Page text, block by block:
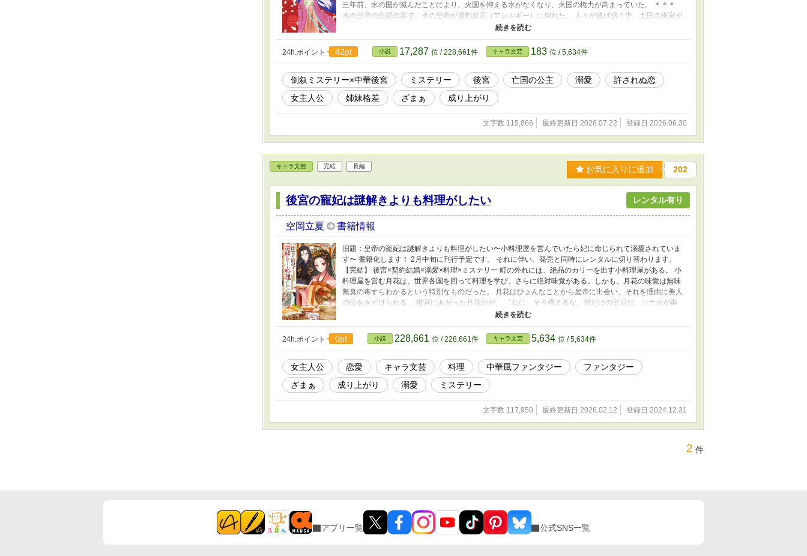
三年前、水の国が滅んだことにより、火国を抑える水がなくなり、火国の権力が高まっていた。 ＊＊＊
水の皇帝の生誕の宴で、水の皇帝が過剰反応（アレルギー）に倒れた。 人々が逃げ惑う中、土国の東宮が
その場に現れる。 土国の東宮は双子で、兄東宮の名は灰夏、弟は土夏という。 その、兄東宮の灰夏は加
護を持たない落ちこぼれゆえ、今回の企てに巻き込まれた。灰夏の言葉など誰も信じない。 灰夏は、『は
められた』と水の皇帝に告げ、剣を向ける。 水の皇帝の過剰反応は灰夏の作った陶器のせいで、水の皇帝
を殺せば土国の罪には問わぬと何者かに脅されたのだ。 しかし、最終的に、水の皇帝は自身が過剰反応か
の皇帝の娘公主・水蓮は、灰夏に見逃され皇宮外に逃げる。 しかし、母は水蓮を逃がし、自身は皇宮に戻
る。そのさなか、灰夏を『はめた』主犯、火国の皇帝・火之に母は殺される。 水の皇帝の過剰反応は、火
之が用意した材料で灰夏に作らせた陶器が原因だった。 水蓮は、水の国を立て直すため、ひとり逃げる。
まずは、父の過剰反応の原因を探るべく、土国へと向かうのだった。 ＊＊＊ 水蓮は十八歳になった。拾
われた義母や義妹から虐げられて生きてきた。義妹には土の加護があり、弟東宮妃に決まっている。 水蓮
が義妹の己花（きか）のお供として皇宮に侍るのは、なにも義母が怖いからではない。水蓮は密かに、父
を殺した土国の王族を探していたのだ。 水蓮と兄東宮――灰夏（はいか）が再び出会う時、運命が回り出
す。 灰夏に、あの日の父皇帝を殺した少年の面影を見た水蓮。それを確かめるため、水蓮は灰夏の提案に
乗り、契約結婚をすることとなる。 水蓮は灰夏と共に過ごし、段々と心惹かれていく。 十年前の灰夏の
母の死、新たな犠牲者。後宮に渦巻く陰謀。 そしてたどりつく十三年前の事件の真実とは―― ※表紙・
本文ともに生成AIは使用しておりません。著作権は空岡立夏にあります。
24h.ポイント 42pt 小説 17,287 位 / 228,661件 キャラ文芸 183 位 / 5,634件
倒叙ミステリー×中華後宮 ミステリー 後宮 亡国の公主 溺愛
許されぬ恋
女主人公
姉妹格差 ざまぁ 成り上がり
文字数 115,866 最終更新日 2026.07.22 登録日 2026.06.30
キャラ文芸 完結 長編 お気に入りに追加 202
後宮の寵妃は謎解きよりも料理がしたい レンタル有り
空岡立夏 書籍情報
旧題：皇帝の寵妃は謎解きよりも料理がしたい〜小料理屋を営んでいたら妃に命じられて溺愛されていま
す〜 書籍化します！ 2月中旬に刊行予定です。 それに伴い、発売と同時にレンタルに切り替わります。
【完結】 後宮×契約結婚×溺愛×料理×ミステリー 町の外れには、絶品のカリーを出す小料理屋がある。 小
料理屋を営む月花は、世界各国を回って料理を学び、さらに絶対味覚がある。しかも、月花の味覚は無味
無臭の毒すらわかるという特別なものだった。 月花はひょんなことから皇帝に出会い、それを理由に美人
の位をさずけられる。 後宮にあがった月花だが、 「なに、そう構えるな。形だけの皇后だ。ソナタが毒
の謎を解いた暁には、廃妃にして、そっと逃がす」 皇帝はどうやら、皇帝の生誕の宴で起きた、毒の事件
を月花に解き明かして欲しいらしく―― 飾りの妃からやがて皇后へ。しかし、飾りのはずが、どうも皇帝
は月花を溺愛しているようで――？ これは、月花と皇帝の、食をめぐる謎解きの物語だ。
24h.ポイント 0pt 小説 228,661 位 / 228,661件 キャラ文芸 5,634 位 / 5,634件
女主人公 恋愛 キャラ文芸 料理 中華風ファンタジー
ファンタジー
ざまぁ
成り上がり 溺愛 ミステリー
文字数 117,950 最終更新日 2026.02.12 登録日 2024.12.31
2 件
アプリ一覧 公式SNS一覧